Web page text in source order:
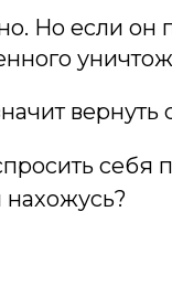
Но если он
вернуть